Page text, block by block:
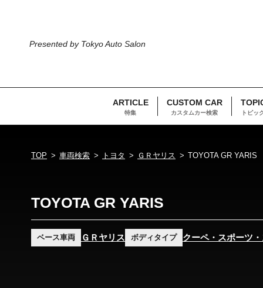
Presented by Tokyo Auto Salon
ARTICLE
特集
CUSTOM CAR
カスタムカー検索 トピッ
TOP 車両検索 トヨタ ＧＲヤリス TOYOTA GR YARIS
TOYOTA GR YARIS
ベース車両 ＧＲヤリス ボディタイプ クーペ・スポーツ